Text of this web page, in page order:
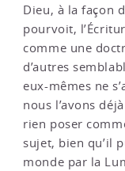
Dieu, à la façon
pourvoit,
comme une
d’autres
eux-mêmes ne
nous l’avons
rien poser
sujet, bien qu’il
monde par la